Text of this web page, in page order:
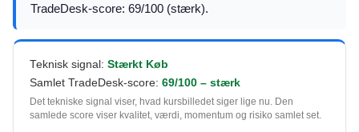
TradeDesk-score: 69/100 (stærk).
Teknisk signal: Stærkt Køb
Samlet TradeDesk-score: 69/100 – stærk
Det tekniske signal viser, hvad kursbilledet siger lige nu. Den
samlede score viser kvalitet, værdi, momentum og risiko samlet set.